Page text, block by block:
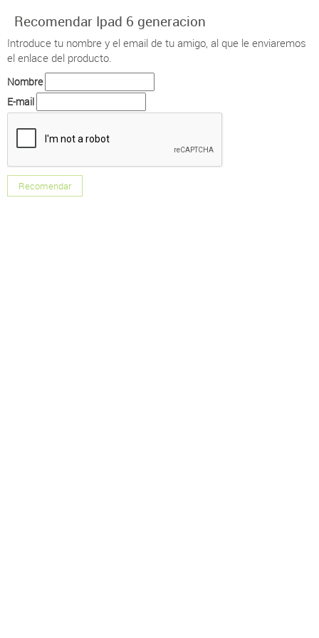
Recomendar Ipad 6 generacion
Introduce tu nombre y el email de tu amigo, al que le enviaremos
el enlace del producto.
Nombre
E-mail